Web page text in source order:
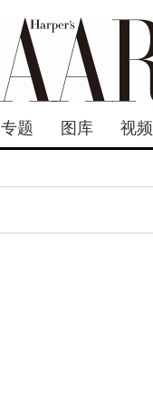
专题 图库 视频